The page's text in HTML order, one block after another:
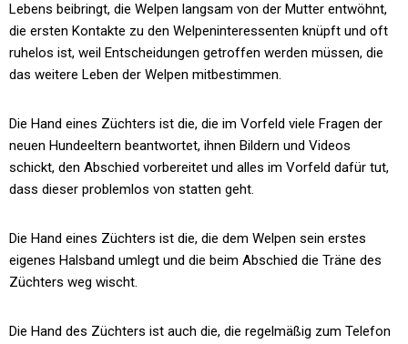
Lebens beibringt, die Welpen langsam von der Mutter entwöhnt,
die ersten Kontakte zu den Welpeninteressenten knüpft und oft
ruhelos ist, weil Entscheidungen getroffen werden müssen, die
das weitere Leben der Welpen mitbestimmen.
Die Hand eines Züchters ist die, die im Vorfeld viele Fragen der
neuen Hundeeltern beantwortet, ihnen Bildern und Videos
schickt, den Abschied vorbereitet und alles im Vorfeld dafür tut,
dass dieser problemlos von statten geht.
Die Hand eines Züchters ist die, die dem Welpen sein erstes
eigenes Halsband umlegt und die beim Abschied die Träne des
Züchters weg wischt.
Die Hand des Züchters ist auch die, die regelmäßig zum Telefon